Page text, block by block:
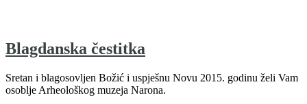
Blagdanska čestitka
Sretan i blagosovljen Božić i uspješnu Novu 2015. godinu želi Vam
osoblje Arheološkog muzeja Narona.